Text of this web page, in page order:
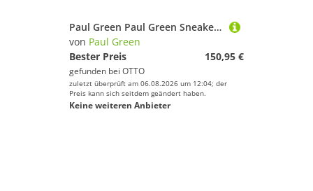
Paul Green Paul Green Sneaker Glattleder Sneaker
von Paul Green
Bester Preis
150,95 €
gefunden bei OTTO
zuletzt überprüft am 06.08.2026 um 12:04; der
Preis kann sich seitdem geändert haben.
Keine weiteren Anbieter